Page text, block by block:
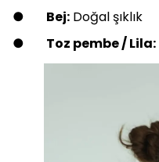
● Bej: Doğal şıklık
● Toz pembe / Lila: